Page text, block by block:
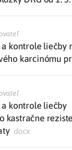
kontrole liečby
karcinómu
kontrole liečby
kastračne
docx